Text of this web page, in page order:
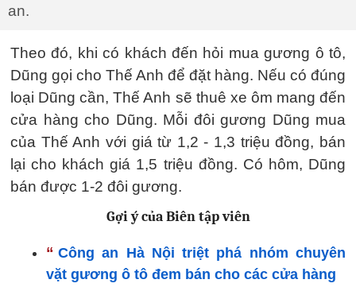
an.
Theo đó, khi có khách đến hỏi mua gương ô tô,
Dũng gọi cho Thế Anh để đặt hàng. Nếu có đúng
loại Dũng cần, Thế Anh sẽ thuê xe ôm mang đến
cửa hàng cho Dũng. Mỗi đôi gương Dũng mua
của Thế Anh với giá từ 1,2 - 1,3 triệu đồng, bán
lại cho khách giá 1,5 triệu đồng. Có hôm, Dũng
bán được 1-2 đôi gương.
Gợi ý của Biên tập viên
“ Công an Hà Nội triệt phá nhóm chuyên
vặt gương ô tô đem bán cho các cửa hàng